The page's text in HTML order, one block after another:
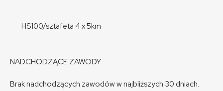
HS100/sztafeta 4 x 5km
NADCHODZĄCE ZAWODY
Brak nadchodzących zawodów w najbliższych 30 dniach.